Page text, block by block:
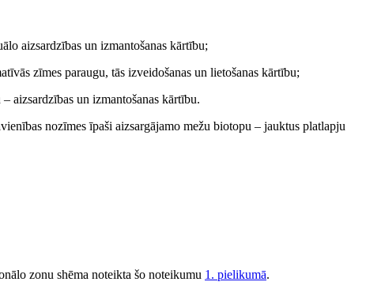
aizsardzības un izmantošanas kārtību;
zīmes paraugu, tās izveidošanas un lietošanas kārtību;
aizsardzības un izmantošanas kārtību.
nozīmes īpaši aizsargājamo mežu biotopu – jauktus platlapju
zonu shēma noteikta šo noteikumu 1. pielikumā.